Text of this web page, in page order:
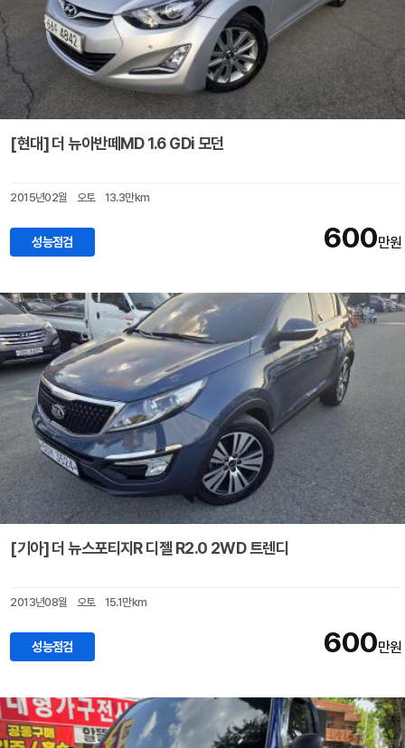
[현대] 더 뉴아반떼MD 1.6 GDi 모던
2015년02월 오토 13.3만km
성능점검 600만원
[기아] 더 뉴스포티지R 디젤 R2.0 2WD 트렌디
2013년08월 오토 15.1만km
성능점검 600만원